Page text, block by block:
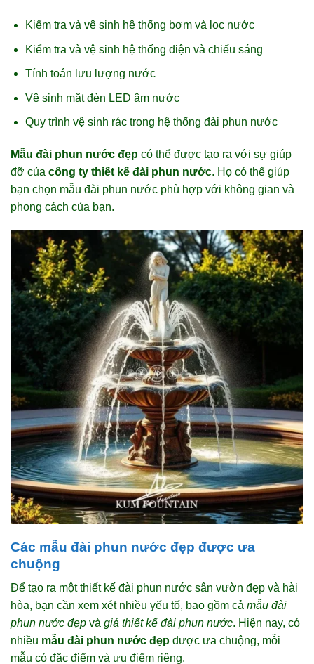
Kiểm tra và vệ sinh hệ thống bơm và lọc nước
Kiểm tra và vệ sinh hệ thống điện và chiếu sáng
Tính toán lưu lượng nước
Vệ sinh mặt đèn LED âm nước
Quy trình vệ sinh rác trong hệ thống đài phun nước
Mẫu đài phun nước đẹp có thể được tạo ra với sự giúp
đỡ của công ty thiết kế đài phun nước. Họ có thể giúp
bạn chọn mẫu đài phun nước phù hợp với không gian và
phong cách của bạn.
Các mẫu đài phun nước đẹp được ưa
chuộng
Để tạo ra một thiết kế đài phun nước sân vườn đẹp và hài
hòa, bạn cần xem xét nhiều yếu tố, bao gồm cả mẫu đài
phun nước đẹp và giá thiết kế đài phun nước. Hiện nay, có
nhiều mẫu đài phun nước đẹp được ưa chuộng, mỗi
mẫu có đặc điểm và ưu điểm riêng.